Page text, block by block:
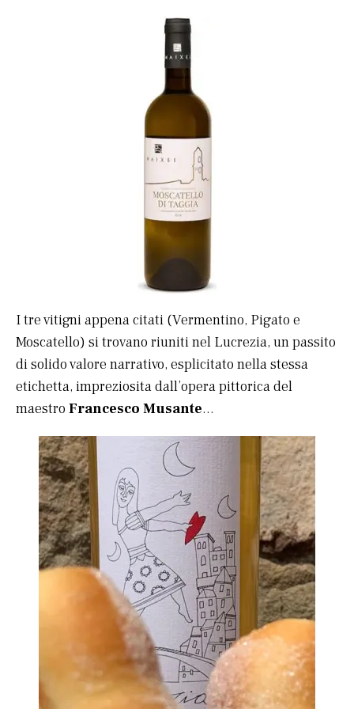
I tre vitigni appena citati (Vermentino, Pigato e
Moscatello) si trovano riuniti nel Lucrezia, un passito
di solido valore narrativo, esplicitato nella stessa
etichetta, impreziosita dall’opera pittorica del
maestro Francesco Musante…